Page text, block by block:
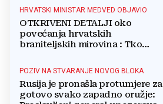
HRVATSKI MINISTAR MEDVED OBJAVIO
OTKRIVENI DETALJI oko
povećanja hrvatskih
braniteljskih mirovina : Tko
POZIV NA STVARANJE NOVOG BLOKA
Rusija je pronašla protumjere za
gotovo svako zapadno oružje: